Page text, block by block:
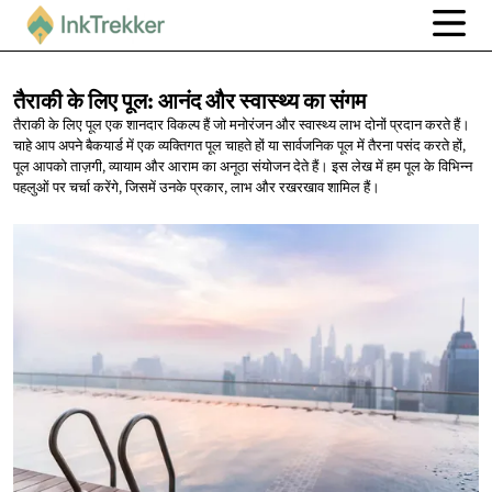
तैराकी के लिए पूल: आनंद और स्वास्थ्यका संगम
तैराकी के लिए पूल एक शानदार विकल्प हैं जो मनोरंजन और स्वास्थ्य लाभ दोनों प्रदान करते हैं।
चाहे आप अपने बैकयार्ड में एक व्यक्तिगत पूल चाहते हों या सार्वजनिक पूल में तैरना पसंद करते हों,
पूल आपको ताज़गी, व्यायाम और आराम का अनूठा संयोजन देते हैं। इस लेख में हम पूल के विभिन्न
पहलुओं पर चर्चा करेंगे, जिसमें उनके प्रकार, लाभ और रखरखाव शामिल हैं।